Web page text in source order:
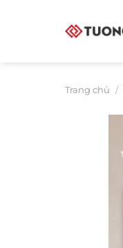
Trang chủ /